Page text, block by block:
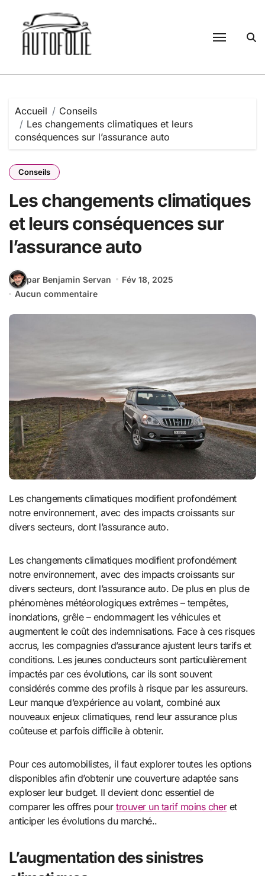
contenu
Accueil
Conseils
Les changements climatiques et leurs
conséquences sur l’assurance auto
Conseils
Les changements climatiques
et leurs conséquences sur
l’assurance auto
par Benjamin Servan
Fév 18, 2025
Aucun commentaire
Les changements climatiques modifient profondément
notre environnement, avec des impacts croissants sur
divers secteurs, dont l’assurance auto.
Les changements climatiques modifient profondément
notre environnement, avec des impacts croissants sur
divers secteurs, dont l’assurance auto. De plus en plus de
phénomènes météorologiques extrêmes – tempêtes,
inondations, grêle – endommagent les véhicules et
augmentent le coût des indemnisations. Face à ces risques
accrus, les compagnies d’assurance ajustent leurs tarifs et
conditions. Les jeunes conducteurs sont particulièrement
impactés par ces évolutions, car ils sont souvent
considérés comme des profils à risque par les assureurs.
Leur manque d’expérience au volant, combiné aux
nouveaux enjeux climatiques, rend leur assurance plus
coûteuse et parfois difficile à obtenir.
Pour ces automobilistes, il faut explorer toutes les options
disponibles afin d’obtenir une couverture adaptée sans
exploser leur budget. Il devient donc essentiel de
comparer les offres pourtrouver un tarif moins cheret
anticiper les évolutions du marché..
L’augmentation des sinistres